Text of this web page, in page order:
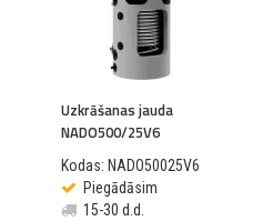
Uzkrāšanas jauda
NADO500/25V6
Kodas: NADO50025V6
Piegādāsim
15-30 d.d.